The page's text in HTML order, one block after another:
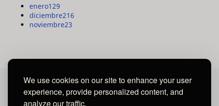
We use cookies on our site to enhance your user
experience, provide personalized content, and
analyze our traffic.
enero129
diciembre216
noviembre23
MAYA MEDIA GROUP